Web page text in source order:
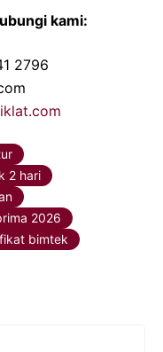
kami:
2796
2 hari
2026
bimtek